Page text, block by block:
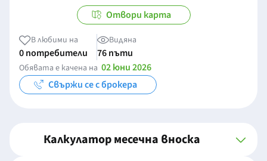
Отвори карта
В любими на
0 потребители
Видяна
76 пъти
Обявата е качена на 02 юни 2026
Свържи се с брокера
Калкулатор месечна вноска